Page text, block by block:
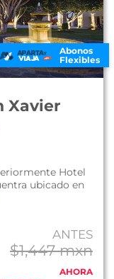
Abonos
Flexibles
Xavier
Hotel
ubicado en
ANTES
$1,447 mxn
AHORA